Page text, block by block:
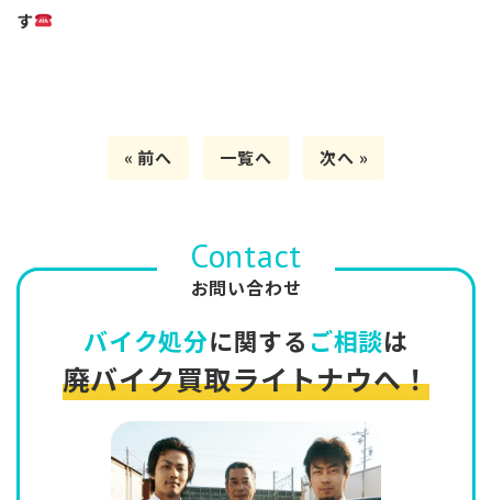
す
« 前へ 一覧へ 次へ »
Contact
お問い合わせ
バイク処分に関する ご相談は
廃バイク買取ライトナウへ！